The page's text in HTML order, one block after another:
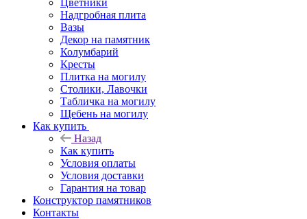
Цветники
Надгробная плита
Вазы
Декор на памятник
Колумбарий
Кресты
Плитка на могилу
Столики, Лавочки
Табличка на могилу
Щебень на могилу
Как купить
Назад
Как купить
Условия оплаты
Условия доставки
Гарантия на товар
Конструктор памятников
Контакты